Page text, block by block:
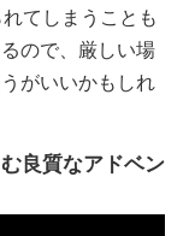
てしまうことも
ので、厳しい場
がいいかもしれ
良質なアドベン